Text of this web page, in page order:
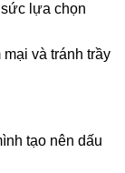
lựa chọn
và tránh trầy
tạo nên dấu